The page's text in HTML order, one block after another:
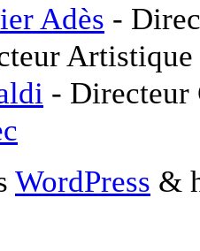
Adès -
-
WordPress &